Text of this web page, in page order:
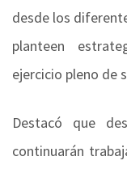
desde los
planteen
ejercicio pleno de
Destacó que
continuarán